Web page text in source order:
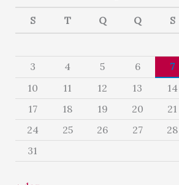
S T Q Q S
3
4 5 6 7
10
11 12 13 14
17
18 19 20 21
24
25 26 27 28
31